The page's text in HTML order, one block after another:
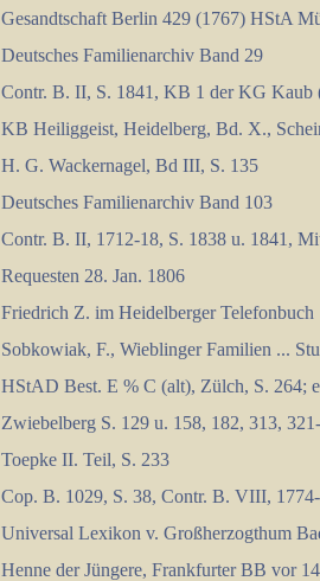
Gesandtschaft Berlin 429 (1767) HStA
Deutsches Familienarchiv Band 29
Contr. B. II, S. 1841, KB 1 der KG Kaub
KB Heiliggeist, Heidelberg, Bd. X.,
H. G. Wackernagel, Bd III, S. 135
Deutsches Familienarchiv Band 103
Contr. B. II, 1712-18, S. 1838 u. 1841,
Requesten 28. Jan. 1806
Friedrich Z. im Heidelberger Telefonbuch
Sobkowiak, F., Wieblinger Familien ...
HStAD Best. E % C (alt), Zülch, S. 264;
Zwiebelberg S. 129 u. 158, 182, 313,
Toepke II. Teil, S. 233
Cop. B. 1029, S. 38, Contr. B. VIII,
Universal Lexikon v. Großherzogthum
Henne der Jüngere, Frankfurter BB vor